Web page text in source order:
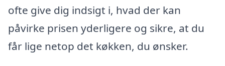
ofte give dig indsigt i, hvad der kan
påvirke prisen yderligere og sikre, at du
får lige netop det køkken, du ønsker.